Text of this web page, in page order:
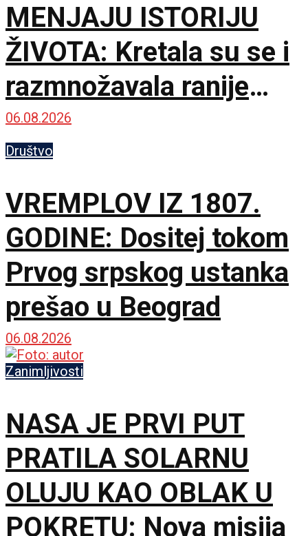
MENJAJU ISTORIJU
ŽIVOTA: Kretala su se i
razmnožavala ranije
nego što se mislilo
06.08.2026
Društvo
VREMPLOV IZ 1807.
GODINE: Dositej tokom
Prvog srpskog ustanka
prešao u Beograd
06.08.2026
Zanimljivosti
NASA JE PRVI PUT
PRATILA SOLARNU
OLUJU KAO OBLAK U
POKRETU: Nova misija